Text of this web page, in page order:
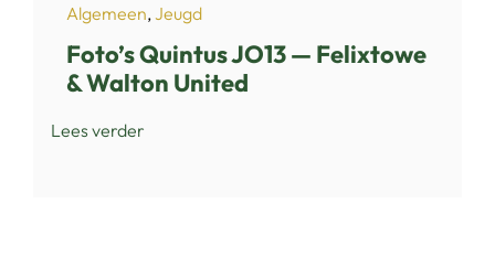
Algemeen, Jeugd
Foto’s Quintus JO13 — Felixtowe
& Walton United
Lees verder